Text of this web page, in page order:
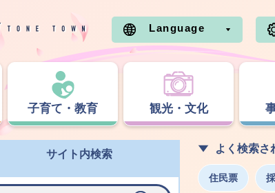
Language
子育て・教育 観光・文化
サイト内検索 よく検索さ
住民票